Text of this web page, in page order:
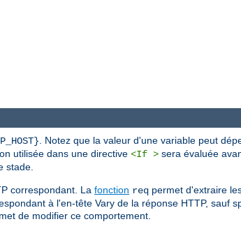
. Notez que la valeur d'une variable peut
utilisée dans une directive <If > sera évaluée
stade.
correspondant. La fonction req permet d'extraire
à l'en-tête Vary de la réponse HTTP, sauf
de modifier ce comportement.